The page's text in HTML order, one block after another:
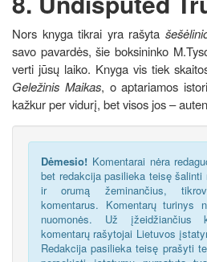
Nors knyga tikrai yra rašyta
savo pavardės, šie boksininko
verti jūsų laiko. Knyga vis tiek
Geležinis Maikas, o aptariamos
kažkur per vidurį, bet visos jos –
Dėmesio! Komentarai nėra
bet redakcija pasilieka teisę šalinti
ir orumą žeminančius,
komentarus. Komentarų turinys
nuomonės. Už įžeidžiančius
komentarų rašytojai Lietuvos
Redakcija pasilieka teisę prašyti